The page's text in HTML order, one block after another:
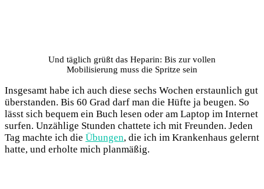
Und täglich grüßt das Heparin: Bis zur vollen
Mobilisierung muss die Spritze sein
Insgesamt habe ich auch diese sechs Wochen erstaunlich gut
überstanden. Bis 60 Grad darf man die Hüfte ja beugen. So
lässt sich bequem ein Buch lesen oder am Laptop im Internet
surfen. Unzählige Stunden chattete ich mit Freunden. Jeden
Tag machte ich die Übungen, die ich im Krankenhaus gelernt
hatte, und erholte mich planmäßig.